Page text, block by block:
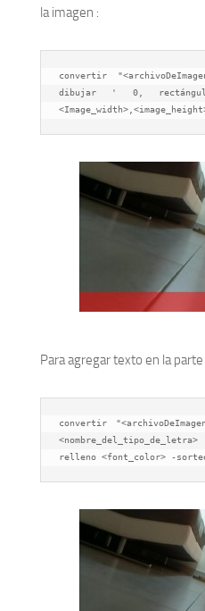
la imagen :
convertir
dibujar ' 0,
Para agregar texto en la
convertir
relleno <font_color> -